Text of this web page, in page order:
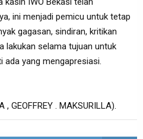
ini menjadi pemicu untuk tetap
gagasan, sindiran, kritikan
lakukan selama tujuan untuk
yang mengapresiasi.
, GEOFFREY . MAKSURILLA).